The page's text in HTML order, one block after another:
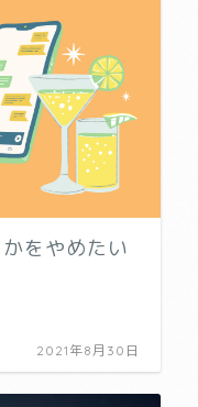
をやめたい
2021年8月30日